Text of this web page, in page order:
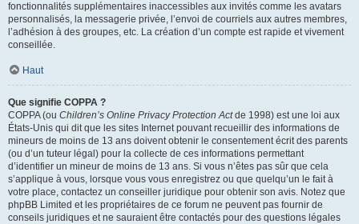
fonctionnalités supplémentaires inaccessibles aux invités comme les avatars
personnalisés, la messagerie privée, l’envoi de courriels aux autres membres,
l’adhésion à des groupes, etc. La création d’un compte est rapide et vivement
conseillée.
Haut
Que signifie COPPA ?
COPPA (ou Children’s Online Privacy Protection Actde 1998) est une loi aux
États-Unis qui dit que les sites Internet pouvant recueillir des informations de
mineurs de moins de 13 ans doivent obtenir le consentement écrit des parents
(ou d’un tuteur légal) pour la collecte de ces informations permettant
d’identifier un mineur de moins de 13 ans. Si vous n’êtes pas sûr que cela
s’applique à vous, lorsque vous vous enregistrez ou que quelqu’un le fait à
votre place, contactez un conseiller juridique pour obtenir son avis. Notez que
phpBB Limited et les propriétaires de ce forum ne peuvent pas fournir de
conseils juridiques et ne sauraient être contactés pour des questions légales